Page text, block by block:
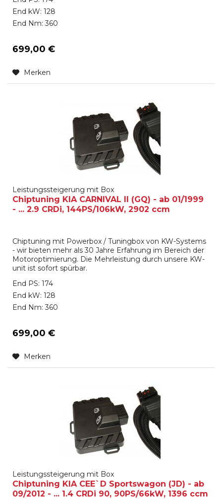
End kW: 128
End Nm: 360
699,00 €
Merken
Leistungssteigerung mit Box
Chiptuning KIA CARNIVAL II (GQ) - ab 01/1999
- ... 2.9 CRDi, 144PS/106kW, 2902 ccm
Chiptuning mit Powerbox / Tuningbox von KW-Systems
- wir bieten mehr als 30 Jahre Erfahrung im Bereich der
Motoroptimierung. Die Mehrleistung durch unsere KW-
unit ist sofort spürbar.
End PS: 174
End kW: 128
End Nm: 360
699,00 €
Merken
Leistungssteigerung mit Box
Chiptuning KIA CEE`D Sportswagon (JD) - ab
09/2012 - ... 1.4 CRDi 90, 90PS/66kW, 1396 ccm